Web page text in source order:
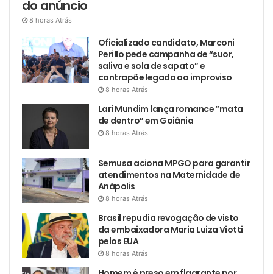
do anúncio
8 horas Atrás
Oficializado candidato, Marconi
Perillo pede campanha de “suor,
saliva e sola de sapato” e
contrapõe legado ao improviso
8 horas Atrás
Lari Mundim lança romance “mata
de dentro” em Goiânia
8 horas Atrás
Semusa aciona MPGO para garantir
atendimentos na Maternidade de
Anápolis
8 horas Atrás
Brasil repudia revogação de visto
da embaixadora Maria Luiza Viotti
pelos EUA
8 horas Atrás